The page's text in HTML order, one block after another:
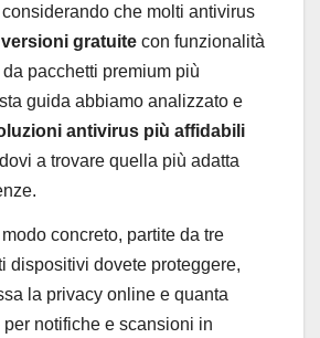
considerando che molti antivirus
versioni gratuite con funzionalità
pacchetti premium più
guida abbiamo analizzato e
antivirus più affidabili
a trovare quella più adatta
concreto, partite da tre
dispositivi dovete proteggere,
la privacy online e quanta
notifiche e scansioni in